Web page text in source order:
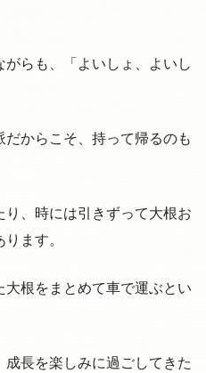
らも、「よいしょ、よいし
からこそ、持って帰るのも
、時には引きずって大根お
ます。
根をまとめて車で運ぶとい
長を楽しみに過ごしてきた